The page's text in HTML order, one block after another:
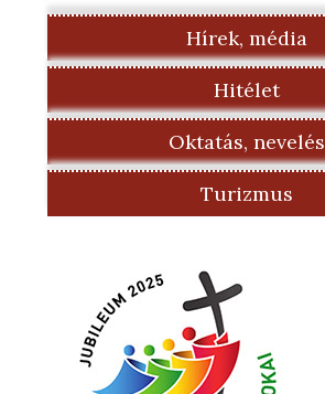
Hírek, média
Hitélet
Oktatás, nevelés
Turizmus